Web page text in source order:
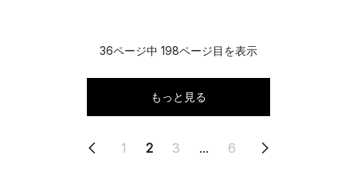
36ページ中 198ページ目を表示
もっと見る
1 2 3 ... 6